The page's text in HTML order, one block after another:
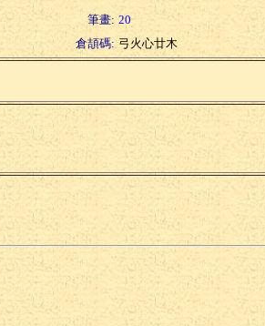
筆畫: 20
倉頡碼: 弓火心廿木